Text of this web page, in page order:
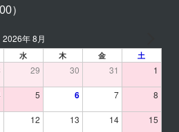
）
2026年 8月
水 木 金 土
29 30 31 1
5 6 7 8
12 13 14 15